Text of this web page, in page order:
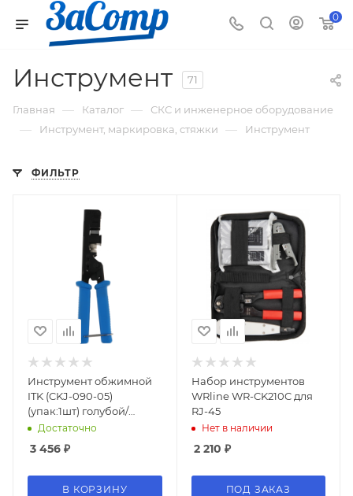
0
Инструмент 71
Главная — Каталог — СКС и инженерное оборудование
— Инструмент, маркировка, стяжки — Инструмент
ФИЛЬТР
Инструмент обжимной
ITK (CKJ-090-05)
(упак:1шт) голубой/
черный
Достаточно
3 456 ₽
В КОРЗИНУ
Набор инструментов
WRline WR-CK210C для
RJ-45
Нет в наличии
2 210 ₽
ПОД ЗАКАЗ